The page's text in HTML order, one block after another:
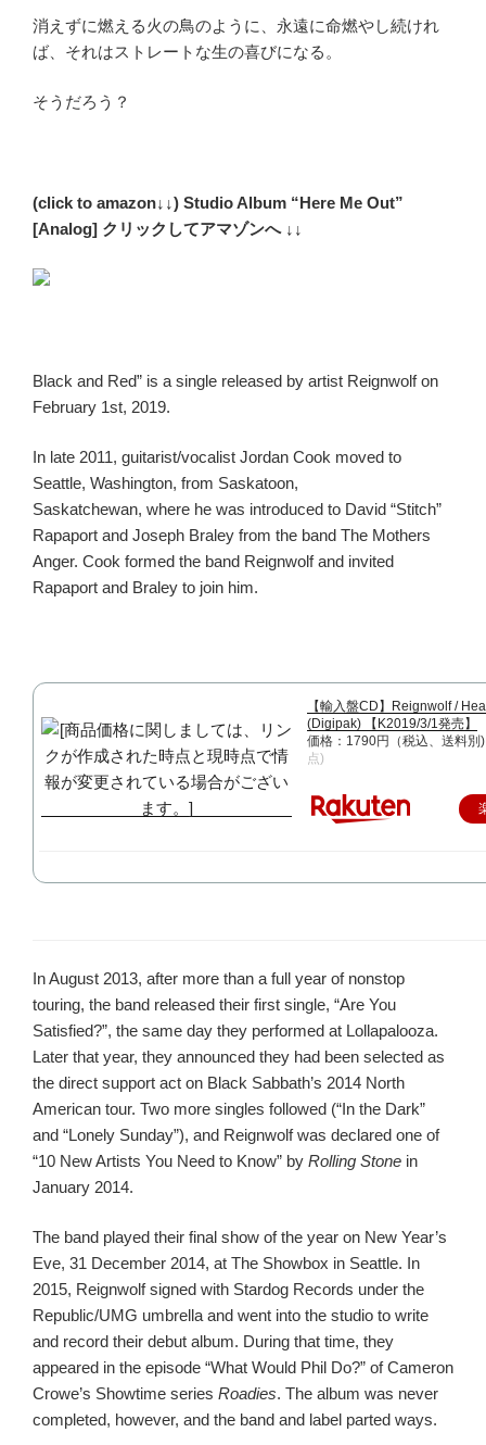
消えずに燃える火の鳥のように、永遠に命燃やし続けれ
ば、それはストレートな生の喜びになる。
そうだろう？
(click to amazon↓↓) Studio Album “Here Me Out”
[Analog] クリックしてアマゾンへ ↓↓
Black and Red” is a single released by artist Reignwolf on
February 1st, 2019.
In late 2011, guitarist/vocalist Jordan Cook moved to
Seattle, Washington, from Saskatoon,
Saskatchewan, where he was introduced to David “Stitch”
Rapaport and Joseph Braley from the band The Mothers
Anger. Cook formed the band Reignwolf and invited
Rapaport and Braley to join him.
【輸入盤CD】Reignwolf /
(Digipak) 【K2019/3/1発売】
価格：1790円（税込、送料別
点)
In August 2013, after more than a full year of nonstop
touring, the band released their first single, “Are You
Satisfied?”, the same day they performed at Lollapalooza.
Later that year, they announced they had been selected as
the direct support act on Black Sabbath’s 2014 North
American tour. Two more singles followed (“In the Dark”
and “Lonely Sunday”), and Reignwolf was declared one of
“10 New Artists You Need to Know” by Rolling Stone in
January 2014.
The band played their final show of the year on New Year’s
Eve, 31 December 2014, at The Showbox in Seattle. In
2015, Reignwolf signed with Stardog Records under the
Republic/UMG umbrella and went into the studio to write
and record their debut album. During that time, they
appeared in the episode “What Would Phil Do?” of Cameron
Crowe’s Showtime series Roadies. The album was never
completed, however, and the band and label parted ways.